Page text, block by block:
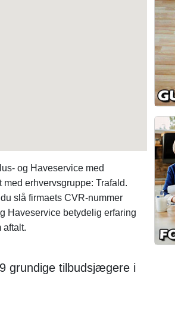
og Haveservice med
erhvervsgruppe: Trafald.
slå firmaets CVR-nummer
Haveservice betydelig erfaring
aftalt.
grundige tilbudsjægere i